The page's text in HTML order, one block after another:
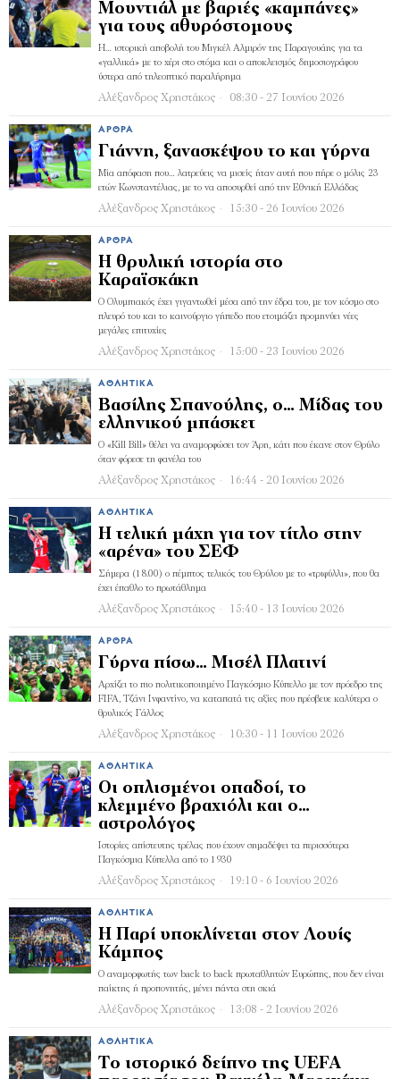
Μουντιάλ με βαριές «καμπάνες»
για τους αθυρόστομους
Η… ιστορική αποβολή του Μιγκέλ Αλμιρόν της Παραγουάης για τα
«γαλλικά» με το χέρι στο στόμα και ο αποκλεισμός δημοσιογράφου
ύστερα από τηλεοπτικό παραλήρημα
Αλέξανδρος Χρηστάκος 08:30 - 27 Ιουνίου 2026
ΆΡΘΡΑ
Γιάννη, ξανασκέψου το και γύρνα
Μία απόφαση που… λατρεύεις να μισείς ήταν αυτή που πήρε ο μόλις 23
ετών Κωνσταντέλιας, με το να αποσυρθεί από την Εθνική Ελλάδας
Αλέξανδρος Χρηστάκος 15:30 - 26 Ιουνίου 2026
ΆΡΘΡΑ
Η θρυλική ιστορία στο
Καραϊσκάκη
Ο Ολυμπιακός έχει γιγαντωθεί μέσα από την έδρα του, με τον κόσμο στο
πλευρό του και το καινούργιο γήπεδο που ετοιμάζει προμηνύει νέες
μεγάλες επιτυχίες
Αλέξανδρος Χρηστάκος 15:00 - 23 Ιουνίου 2026
ΑΘΛΗΤΙΚΆ
Βασίλης Σπανούλης, ο… Μίδας του
ελληνικού μπάσκετ
Ο «Kill Bill» θέλει να αναμορφώσει τον Άρη, κάτι που έκανε στον Θρύλο
όταν φόρεσε τη φανέλα του
Αλέξανδρος Χρηστάκος 16:44 - 20 Ιουνίου 2026
ΑΘΛΗΤΙΚΆ
Η τελική μάχη για τον τίτλο στην
«αρένα» του ΣΕΦ
Σήμερα (18.00) ο πέμπτος τελικός του Θρύλου με το «τριφύλλι», που θα
έχει έπαθλο το πρωτάθλημα
Αλέξανδρος Χρηστάκος 15:40 - 13 Ιουνίου 2026
ΆΡΘΡΑ
Γύρνα πίσω… Μισέλ Πλατινί
Αρχίζει το πιο πολιτικοποιημένο Παγκόσμιο Κύπελλο με τον πρόεδρο της
FIFA, Τζάνι Ινφαντίνο, να καταπατά τις αξίες που πρέσβευε καλύτερα ο
θρυλικός Γάλλος
Αλέξανδρος Χρηστάκος 10:30 - 11 Ιουνίου 2026
ΑΘΛΗΤΙΚΆ
Οι οπλισμένοι οπαδοί, το
κλεμμένο βραχιόλι και ο…
αστρολόγος
Ιστορίες απίστευτης τρέλας που έχουν σημαδέψει τα περισσότερα
Παγκόσμια Κύπελλα από το 1930
Αλέξανδρος Χρηστάκος 19:10 - 6 Ιουνίου 2026
ΑΘΛΗΤΙΚΆ
Η Παρί υποκλίνεται στον Λουίς
Κάμπος
Ο αναμορφωτής των back to back πρωταθλητών Ευρώπης, που δεν είναι
παίκτης ή προπονητής, μένει πάντα στη σκιά
Αλέξανδρος Χρηστάκος 13:08 - 2 Ιουνίου 2026
ΑΘΛΗΤΙΚΆ
Το ιστορικό δείπνο της UEFA